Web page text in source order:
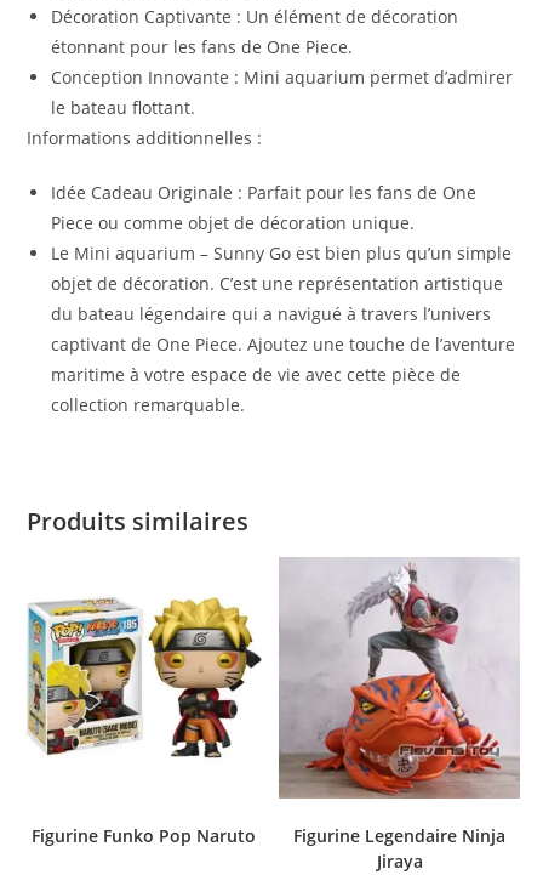
Décoration Captivante : Un élément de décoration
étonnant pour les fans de One Piece.
Conception Innovante : Mini aquarium permet d’admirer
le bateau flottant.
Informations additionnelles :
Idée Cadeau Originale : Parfait pour les fans de One
Piece ou comme objet de décoration unique.
Le Mini aquarium – Sunny Go est bien plus qu’un simple
objet de décoration. C’est une représentation artistique
du bateau légendaire qui a navigué à travers l’univers
captivant de One Piece. Ajoutez une touche de l’aventure
maritime à votre espace de vie avec cette pièce de
collection remarquable.
Produits similaires
Figurine Funko Pop Naruto
Figurine Legendaire Ninja
Jiraya